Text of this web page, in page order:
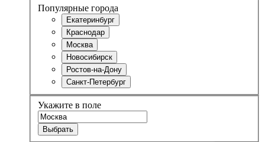
Популярные города
Екатеринбург
Краснодар
Москва
Новосибирск
Ростов-на-Дону
Санкт-Петербург
Укажите в поле
Выбрать